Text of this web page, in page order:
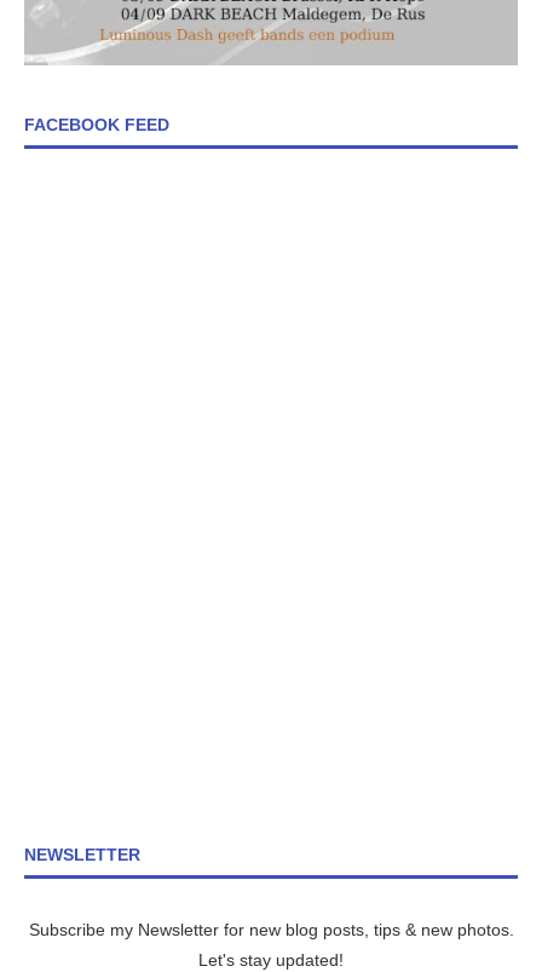
FACEBOOK FEED
NEWSLETTER
Subscribe my Newsletter for new blog posts, tips & new photos.
Let's stay updated!